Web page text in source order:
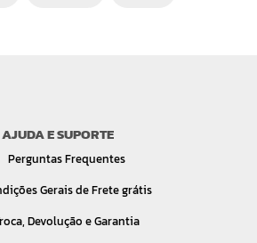
AJUDA E SUPORTE
Perguntas Frequentes
Gerais de Frete grátis
Devolução e Garantia